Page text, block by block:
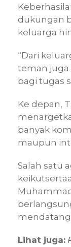
dukungan
keluarga
“Dari
teman juga
bagi tugas
Ke depan,
banyak
maupun
Salah satu
Lihat juga: